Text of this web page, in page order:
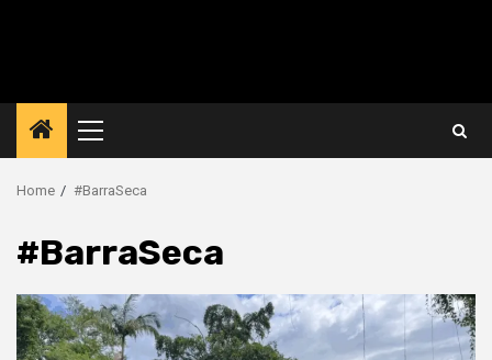
Primary
Menu
Home #BarraSeca
#BarraSeca